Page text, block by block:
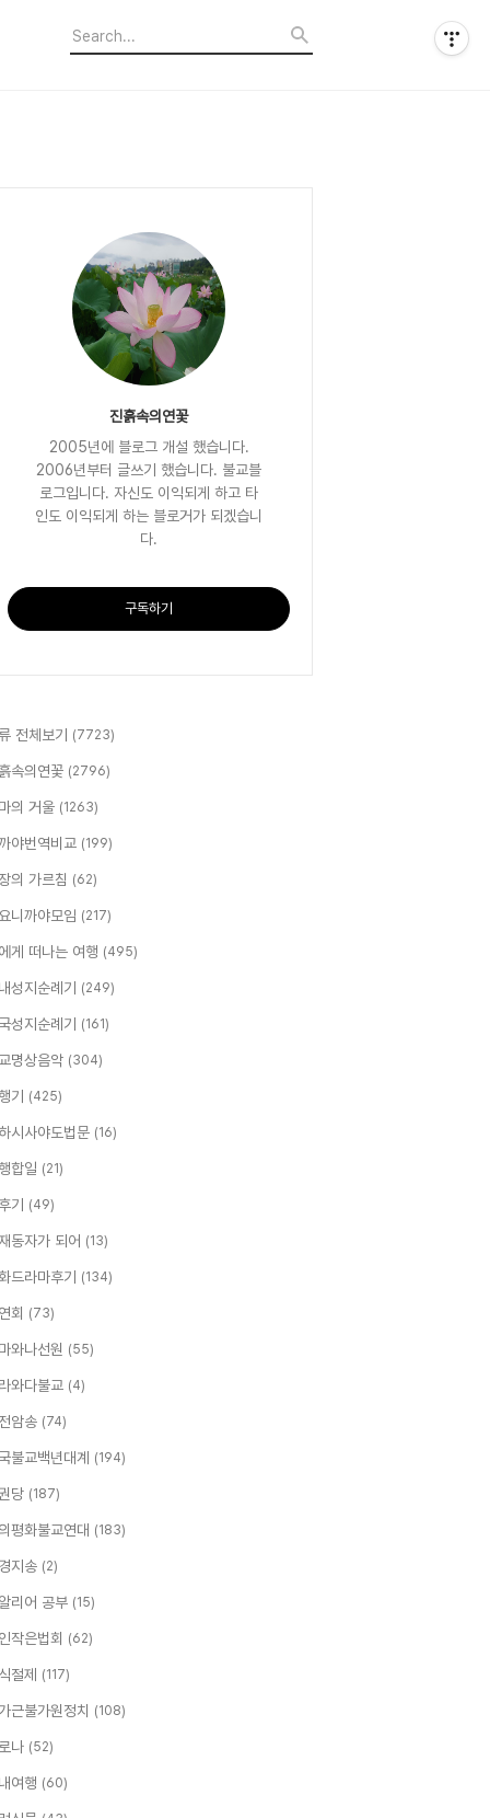
진흙속의연꽃
2005년에 블로그 개설 했습니다.
2006년부터 글쓰기 했습니다. 불교블
로그입니다. 자신도 이익되게 하고 타
인도 이익되게 하는 블로거가 되겠습니
다.
구독하기
전체보기 (7723)
속의연꽃 (2796)
의 거울 (1263)
야번역비교 (199)
의 가르침 (62)
니까야모임 (217)
게 떠나는 여행 (495)
성지순례기 (249)
성지순례기 (161)
명상음악 (304)
기 (425)
시사야도법문 (16)
합일 (21)
기 (49)
동자가 되어 (13)
드라마후기 (134)
회 (73)
와나선원 (55)
와다불교 (4)
암송 (74)
불교백년대계 (194)
당 (187)
평화불교연대 (183)
지송 (2)
리어 공부 (15)
작은법회 (62)
절제 (117)
근불가원정치 (108)
나 (52)
여행 (60)